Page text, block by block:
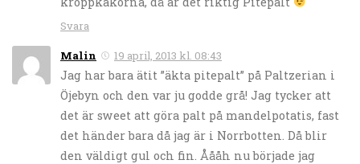
Svara
Malin 19 april, 2013 kl. 08:43
Jag har bara ätit ”äkta pitepalt” på Paltzerian i
Öjebyn och den var ju godde grå! Jag tycker att
det är sweet att göra palt på mandelpotatis, fast
det händer bara då jag är i Norrbotten. Då blir
den väldigt gul och fin. Åååh nu började jag